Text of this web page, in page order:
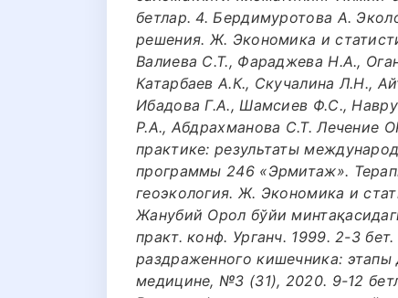
бетлар. 4. Бердимуротова А.
решения. Ж. Экономика и
Валиева С.Т., Фараджева Н.А.,
Катарбаев А.К., Скучалина Л.Н.,
Ибадова Г.А., Шамсиев Ф.С.,
Р.А., Абдрахманова С.Т. Лечение
практике: результаты
программы 246 «Эрмитаж».
геоэкология. Ж. Экономика и
Жанубий Орол бўйи
практ. конф. Урганч. 1999. 2-3
раздраженного кишечника:
медицине, №3 (31), 2020. 9-12